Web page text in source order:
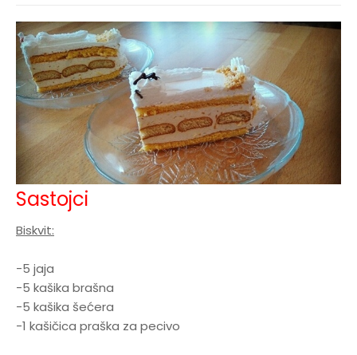
Sastojci
Biskvit:
-5 jaja
-5 kašika brašna
-5 kašika šećera
-1 kašičica praška za pecivo